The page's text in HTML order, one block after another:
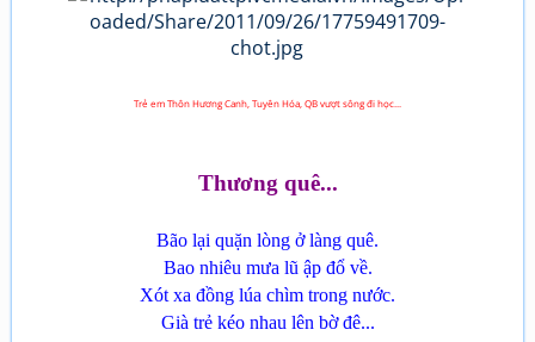
Trẻ em Thôn Hương Canh, Tuyên Hóa, QB vượt sông đi học...
Thương quê...
Bão lại quặn lòng ở làng quê.
Bao nhiêu mưa lũ ập đổ về.
Xót xa đồng lúa chìm trong nước.
Già trẻ kéo nhau lên bờ đê...